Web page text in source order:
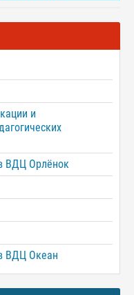
и
ВДЦ Орлёнок
ВДЦ Океан